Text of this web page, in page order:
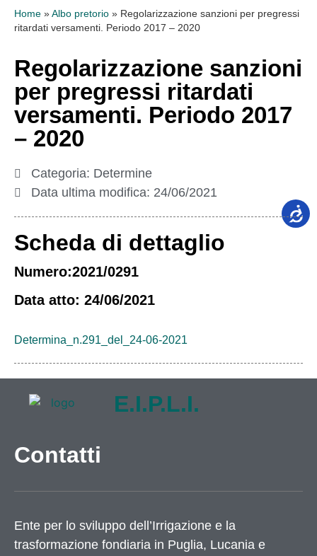
Home » Albo pretorio » Regolarizzazione sanzioni per pregressi
ritardati versamenti. Periodo 2017 – 2020
Regolarizzazione sanzioni
per pregressi ritardati
versamenti. Periodo 2017
– 2020
Categoria: Determine
Data ultima modifica: 24/06/2021
Scheda di dettaglio
Numero:2021/0291
Data atto: 24/06/2021
Determina_n.291_del_24-06-2021
E.I.P.L.I.
Contatti
Ente per lo sviluppo dell’Irrigazione e la
trasformazione fondiaria in Puglia, Lucania e